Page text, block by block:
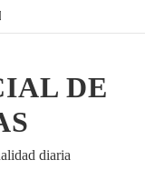
DE
diaria